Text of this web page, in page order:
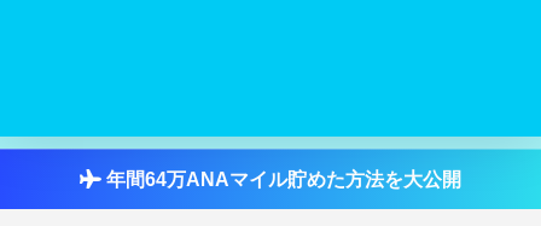
年間64万ANAマイル貯めた方法を大公開